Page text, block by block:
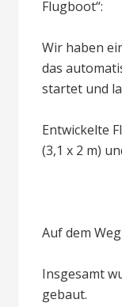
Flugboot“:
Wir haben
das
startet und
Entwickelte
(3,1 x 2 m)
Auf dem
Insgesamt
gebaut.